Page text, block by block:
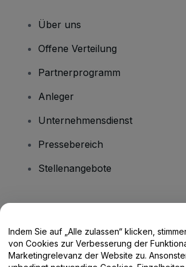
Über uns
Offene Verteilung
Partnerprogramm
Anleger
Unternehmensdienst
Pressebereich
Stellenangebote
Hilfe-Center / Kontakt
Indem Sie auf „Alle zulassen“ klicken,
von Cookies zur Verbesserung der
Marketingrelevanz der Website zu. Ansonsten verwenden wir nur